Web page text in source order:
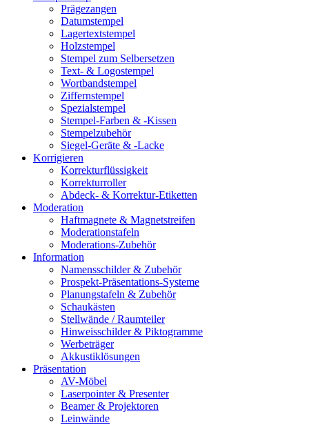
Prägezangen
Datumstempel
Lagertextstempel
Holzstempel
Stempel zum Selbersetzen
Text- & Logostempel
Wortbandstempel
Ziffernstempel
Spezialstempel
Stempel-Farben & -Kissen
Stempelzubehör
Siegel-Geräte & -Lacke
Korrigieren
Korrekturflüssigkeit
Korrekturroller
Abdeck- & Korrektur-Etiketten
Moderation
Haftmagnete & Magnetstreifen
Moderationstafeln
Moderations-Zubehör
Information
Namensschilder & Zubehör
Prospekt-Präsentations-Systeme
Planungstafeln & Zubehör
Schaukästen
Stellwände / Raumteiler
Hinweisschilder & Piktogramme
Werbeträger
Akkustiklösungen
Präsentation
AV-Möbel
Laserpointer & Presenter
Beamer & Projektoren
Leinwände